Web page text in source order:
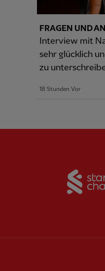
FRAGEN UND
Interview mit
sehr glücklich
zu
18 Stunden Vor